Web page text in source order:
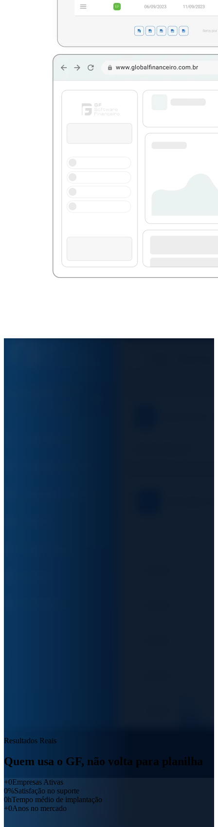
Resultados Reais
Quem usa o GF, não volta para planilha
+0Empresas Ativas
0%Satisfação no suporte
0hTempo médio de implantação
+0Anos no mercado